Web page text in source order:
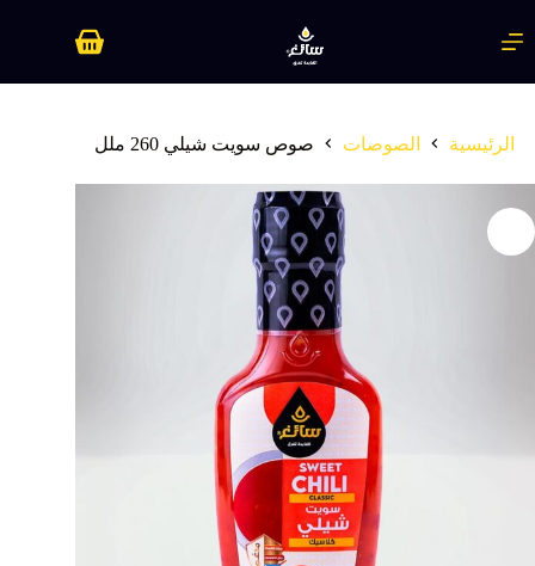
إلى
المحتوى
عربة
الرئيسية الصوصات صوص سويت شيلي 260 ملل